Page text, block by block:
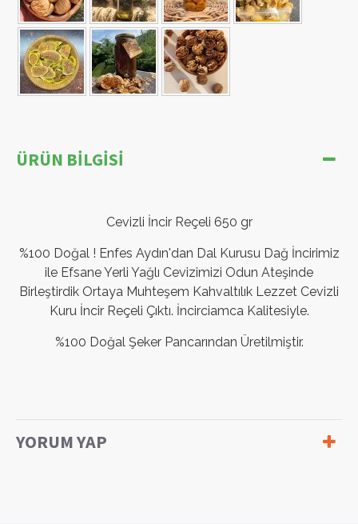
ÜRÜN BILGISI
Cevizli İncir Reçeli 650 gr
%100 Doğal ! Enfes Aydın'dan Dal Kurusu Dağ İncirimiz
ile Efsane Yerli Yağlı Cevizimizi Odun Ateşinde
Birleştirdik Ortaya Muhteşem Kahvaltılık Lezzet Cevizli
Kuru İncir Reçeli Çıktı. İncirciamca Kalitesiyle.
%100 Doğal Şeker Pancarından Üretilmiştir.
YORUM YAP